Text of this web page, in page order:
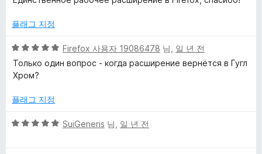
점
플래그 지정
5
점
만
에
점
Firefox 사용자 19086478 님, 일 년 전
Только один вопрос - когда расширение вернётся в Гугл
Хром?
플래그 지정
5
SuiGeneris 님, 일 년 전